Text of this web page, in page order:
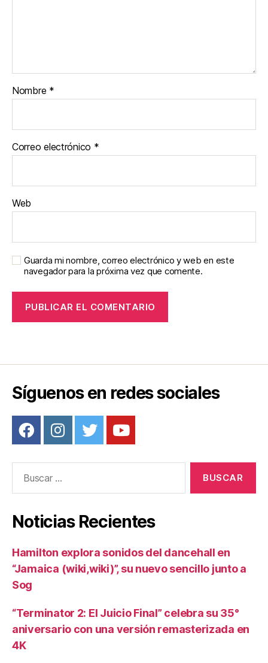
Nombre *
Correo electrónico *
Web
Guarda mi nombre, correo electrónico y web en este
navegador para la próxima vez que comente.
Síguenos en redes sociales
Noticias Recientes
Hamilton explora sonidos del dancehall en
“Jamaica (wiki,wiki)”, su nuevo sencillo junto a
Sog
“Terminator 2: El Juicio Final” celebra su 35°
aniversario con una versión remasterizada en
4K